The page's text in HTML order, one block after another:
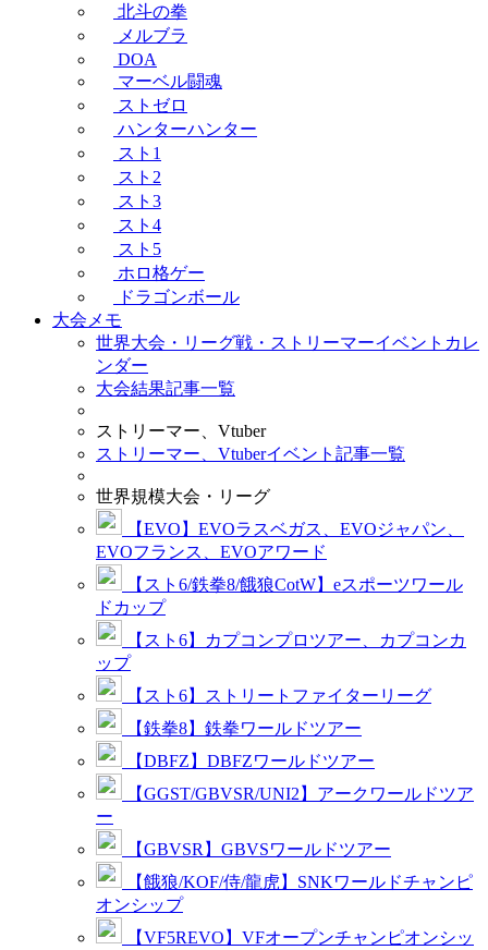
北斗の拳
メルブラ
DOA
マーベル闘魂
ストゼロ
ハンターハンター
スト1
スト2
スト3
スト4
スト5
ホロ格ゲー
ドラゴンボール
大会メモ
世界大会・リーグ戦・ストリーマーイベントカレ
ンダー
大会結果記事一覧
ストリーマー、Vtuber
ストリーマー、Vtuberイベント記事一覧
世界規模大会・リーグ
【EVO】EVOラスベガス、EVOジャパン、
EVOフランス、EVOアワード
【スト6/鉄拳8/餓狼CotW】eスポーツワール
ドカップ
【スト6】カプコンプロツアー、カプコンカ
ップ
【スト6】ストリートファイターリーグ
【鉄拳8】鉄拳ワールドツアー
【DBFZ】DBFZワールドツアー
【GGST/GBVSR/UNI2】アークワールドツア
ー
【GBVSR】GBVSワールドツアー
【餓狼/KOF/侍/龍虎】SNKワールドチャンピ
オンシップ
【VF5REVO】VFオープンチャンピオンシッ